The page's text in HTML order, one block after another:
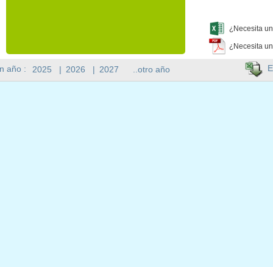
¿Necesita
¿Necesita
año : 2025 | 2026 | 2027 ..otro año